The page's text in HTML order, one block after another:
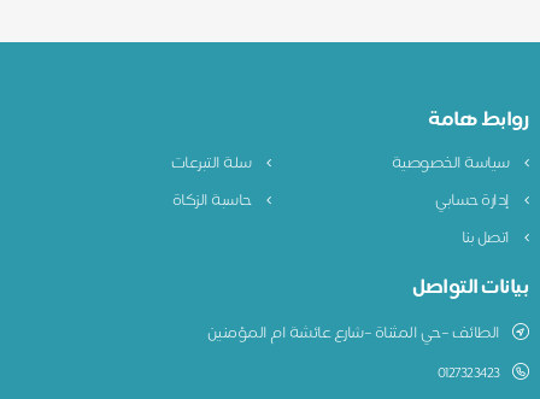
روابط هامة
سياسة الخصوصية
سلة التبرعات
إدارة حسابي
حاسبة الزكاة
اتصل بنا
بيانات التواصل
الطائف –حي المثناة –شارع عائشة ام المؤمنين
0127323423